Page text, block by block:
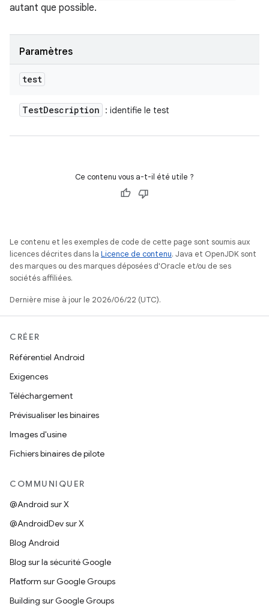
autant que possible.
Paramètres
test
TestDescription : identifie le test
Ce contenu vous a-t-il été utile ?
Le contenu et les exemples de code de cette page sont soumis aux
licences décrites dans la Licence de contenu. Java et OpenJDK sont
des marques ou des marques déposées d'Oracle et/ou de ses
sociétés affiliées.
Dernière mise à jour le 2026/06/22 (UTC).
CRÉER
Référentiel Android
Exigences
Téléchargement
Prévisualiser les binaires
Images d'usine
Fichiers binaires de pilote
COMMUNIQUER
@Android sur X
@AndroidDev sur X
Blog Android
Blog sur la sécurité Google
Platform sur Google Groups
Building sur Google Groups